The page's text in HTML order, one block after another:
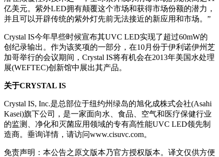
亿美元。紫外LED拥有颠覆这个市场和获得市场份额的潜力，
并且可以开辟传统的紫外灯先前无法接近的新应用和市场。”
Crystal IS今年早些时候宣布其UVC LED实现了超过60mW的
创纪录输出。作为该奖项的一部分，在10月份于伊利诺伊州芝
加哥举行的会议期间，Crystal IS将有机会在2013年美国水处理
展(WEFTEC)创新馆中展出其产品。
关于CRYSTAL IS
Crystal IS, Inc.是总部位于纽约州绿岛的旭化成株式会社(Asahi
Kasei)旗下公司，是一家面向水、食品、空气和医疗保健行业
的监测、净化和灭菌应用领域的专有高性能UVC LED领先制
造商。垂询详情，请访问www.cisuvc.com。
免责声明：本公告之原文版本乃官方授权版本。译文仅供方便